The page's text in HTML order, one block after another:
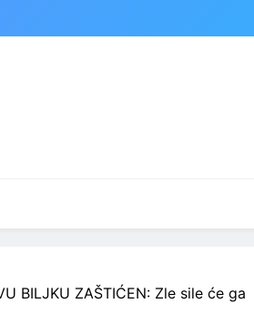
BILJKU ZAŠTIĆEN: Zle sile će ga